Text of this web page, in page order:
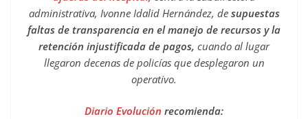
administrativa, Ivonne Idalid Hernández, de supuestas
faltas de transparencia en el manejo de recursos y la
retención injustificada de pagos, cuando al lugar
llegaron decenas de policías que desplegaron un
operativo.
Diario Evolución recomienda: